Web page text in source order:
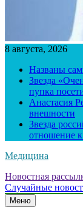
8 августа, 2026
Названы
Звезда
пупка
Анастасия
внешности
Звезда
отношение
Медицина
Новостная
Случайные
Меню